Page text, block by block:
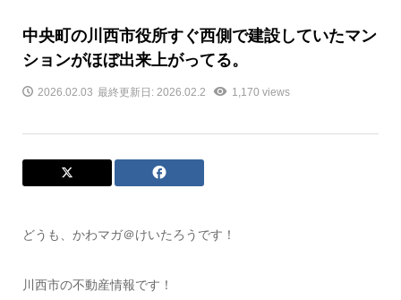
中央町の川西市役所すぐ西側で建設していたマン
ションがほぼ出来上がってる。
2026.02.03 最終更新日: 2026.02.2 1,170 views
どうも、かわマガ＠けいたろうです！
川西市の不動産情報です！